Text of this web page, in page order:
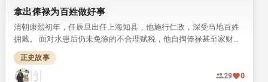
拿出俸禄为百姓做好事
清朝康熙初年，任辰旦出任上海知县，他施行仁政，深受当地百姓
拥戴。 面对水患后仍未免除的不合理赋税，他自掏俸禄甚至家财完
成勘测，最终为百姓减除了多余负担，这段事迹记载于《清史稿》
中。
正史故事
29 0